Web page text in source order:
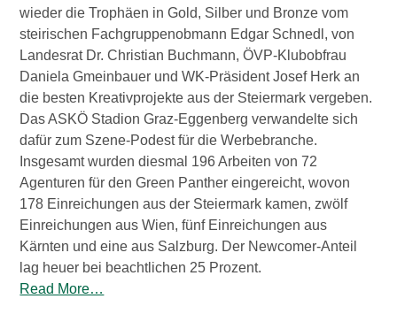
wieder die Trophäen in Gold, Silber und Bronze vom
steirischen Fachgruppenobmann Edgar Schnedl, von
Landesrat Dr. Christian Buchmann, ÖVP-Klubobfrau
Daniela Gmeinbauer und WK-Präsident Josef Herk an
die besten Kreativprojekte aus der Steiermark vergeben.
Das ASKÖ Stadion Graz-Eggenberg verwandelte sich
dafür zum Szene-Podest für die Werbebranche.
Insgesamt wurden diesmal 196 Arbeiten von 72
Agenturen für den Green Panther eingereicht, wovon
178 Einreichungen aus der Steiermark kamen, zwölf
Einreichungen aus Wien, fünf Einreichungen aus
Kärnten und eine aus Salzburg. Der Newcomer-Anteil
lag heuer bei beachtlichen 25 Prozent.
Read More…